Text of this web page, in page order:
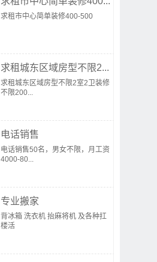
求租市中心简单装修400-500
求租城东区域房型不限2...
求租城东区域房型不限2室2卫装修
不限200...
电话销售
电话销售50名，男女不限，月工资
4000-80...
专业搬家
背冰箱 洗衣机 抬麻将机 及各种扛
楼活